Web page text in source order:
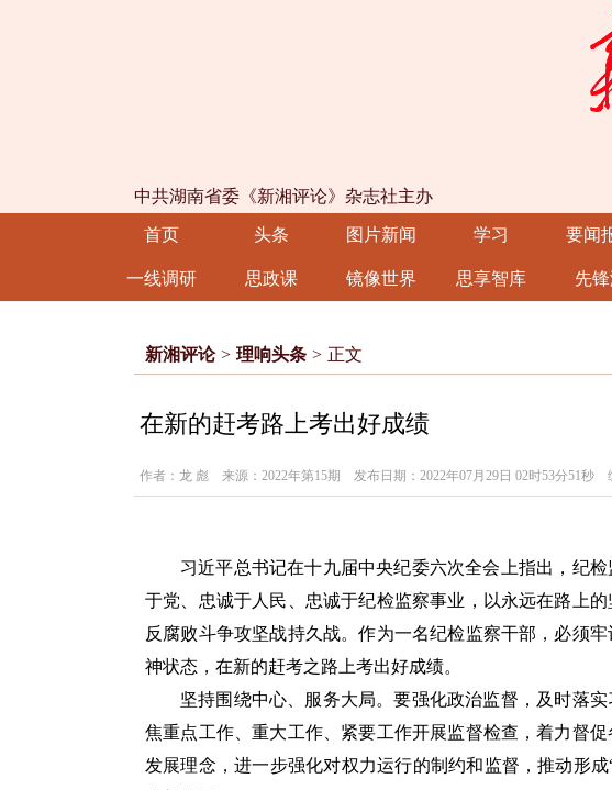
中共湖南省委《新湘评论》杂志社主办
首页 头条 图片新闻 学习 要闻
一线调研 思政课 镜像世界 思享智库 先锋
新湘评论 > 理响头条 > 正文
在新的赶考路上考出好成绩
作者：龙 彪 来源：2022年第15期 发布日期：2022年07月29日 02时53分51秒
习近平总书记在十九届中央纪委六次全会上指出，纪
于党、忠诚于人民、忠诚于纪检监察事业，以永远在路上
反腐败斗争攻坚战持久战。作为一名纪检监察干部，必须
神状态，在新的赶考之路上考出好成绩。
坚持围绕中心、服务大局。要强化政治监督，及时落
焦重点工作、重大工作、紧要工作开展监督检查，着力督
发展理念，进一步强化对权力运行的制约和监督，推动形